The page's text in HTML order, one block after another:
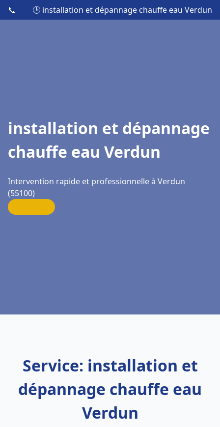
📞 🕒 installation et dépannage chauffe eau Verdun
installation et dépannage
chauffe eau Verdun
Intervention rapide et professionnelle à Verdun
(55100)
Service: installation et
dépannage chauffe eau
Verdun